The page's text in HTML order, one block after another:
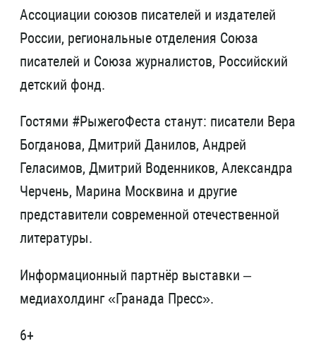
Ассоциации союзов писателей и издателей
России, региональные отделения Союза
писателей и Союза журналистов, Российский
детский фонд.
Гостями #РыжегоФеста станут: писатели Вера
Богданова, Дмитрий Данилов, Андрей
Геласимов, Дмитрий Воденников, Александра
Черчень, Марина Москвина и другие
представители современной отечественной
литературы.
Информационный партнёр выставки –
медиахолдинг «Гранада Пресс».
6+